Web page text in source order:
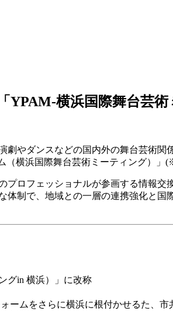
横浜国際舞台芸術
やダンスなどの国内外の舞台芸術
横浜国際舞台芸術ミーティング）
ロフェッショナルが参画する情報
制で、地域との一層の連携強化と
グin 横浜）」に改称
ームをさらに横浜に根付かせるた、